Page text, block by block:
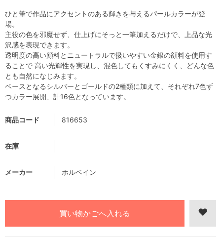
商品コード 816653
在庫
メーカー ホルベイン
ひと筆で作品にアクセントのある輝きを与えるパールカラーが登
場。
主役の色を邪魔せず、仕上げにそっと一筆加えるだけで、上品な光
沢感を表現できます。
透明度の高い顔料とニュートラルで扱いやすい金銀の顔料を使用す
ることで 高い光輝性を実現し、混色してもくすみにくく、どんな色
とも自然になじみます。
ベースとなるシルバーとゴールドの2種類に加えて、それぞれ7色ず
つカラー展開、計16色となっています。